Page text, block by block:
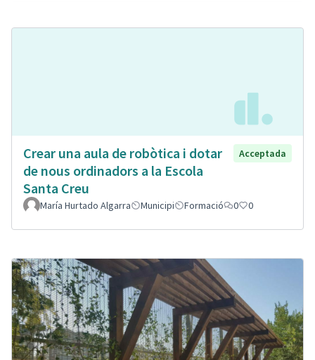
Crear una aula de robòtica i dotar
de nous ordinadors a la Escola
Santa Creu
Acceptada
María Hurtado Algarra Municipi Formació 0 0